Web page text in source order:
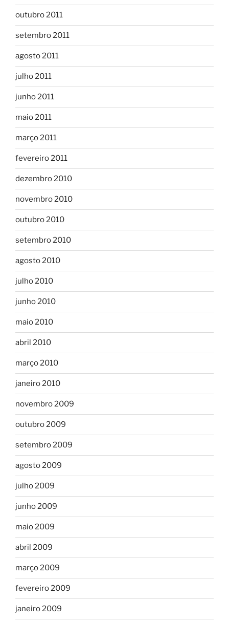
outubro 2011
setembro 2011
agosto 2011
julho 2011
junho 2011
maio 2011
março 2011
fevereiro 2011
dezembro 2010
novembro 2010
outubro 2010
setembro 2010
agosto 2010
julho 2010
junho 2010
maio 2010
abril 2010
março 2010
janeiro 2010
novembro 2009
outubro 2009
setembro 2009
agosto 2009
julho 2009
junho 2009
maio 2009
abril 2009
março 2009
fevereiro 2009
janeiro 2009